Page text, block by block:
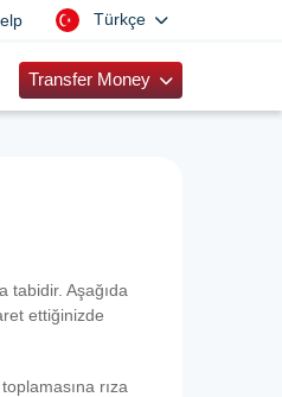
Türkçe
Transfer Money
tabidir. Aşağıda
ettiğinizde
rıza